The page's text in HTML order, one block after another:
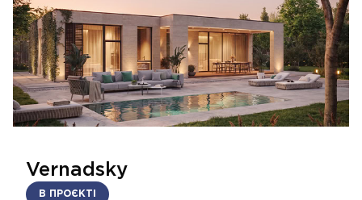
Vernadsky
В ПРОЄКТІ